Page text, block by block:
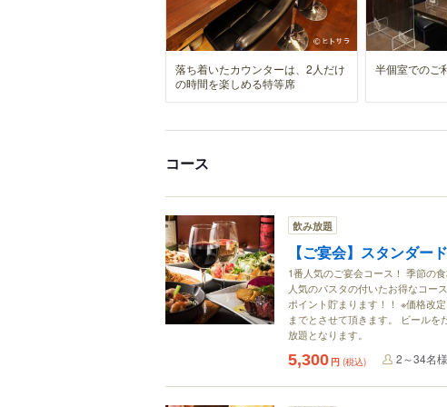
落ち着いたカウンターは、2人だけ
の時間を楽しめる特等席
半個室でのご
コース
飲み放題
【ご宴会】スタンダー
1番人気のご宴会コース！ 季節の
人気のパスタの付いたお得なコー
ポイント貯まります！！ ※価格改
までとさせて頂きます。 ビール
放題となります。
5,300 円 (税込) 2～34名様